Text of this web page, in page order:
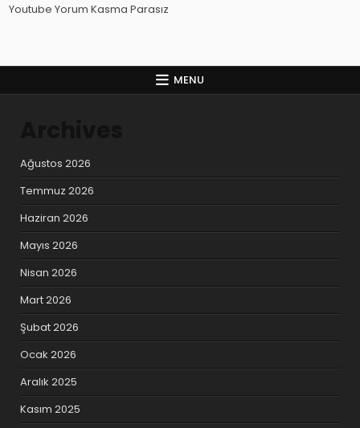
Youtube Yorum Kasma Parasız
MENU
Ağustos 2026
Temmuz 2026
Haziran 2026
Mayıs 2026
Nisan 2026
Mart 2026
Şubat 2026
Ocak 2026
Aralık 2025
Kasım 2025